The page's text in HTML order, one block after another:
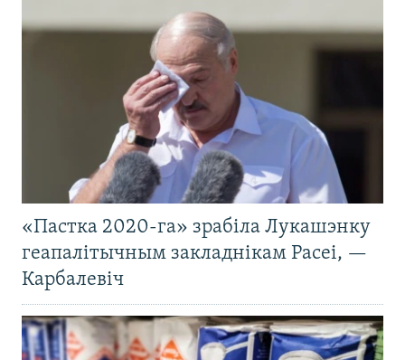
«Пастка 2020-га» зрабіла Лукашэнку
геапалітычным закладнікам Расеі, —
Карбалевіч